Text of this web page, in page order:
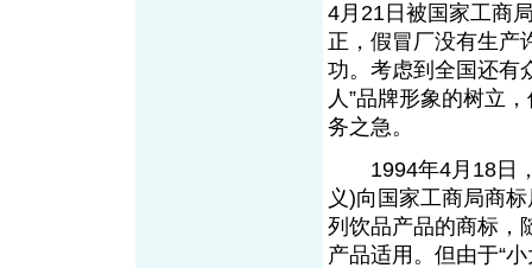
4月21日被国家工商
正，假冒厂没有生产
功。考虑到全国还有
人”品牌形象的树立
务之急。
1994年4月18日，
义)向国家工商局商
列饮品产品的商标，
产品适用。但由于“